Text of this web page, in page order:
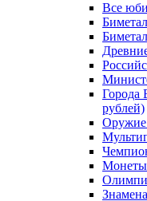
Все
Города
рублей)
Монеты